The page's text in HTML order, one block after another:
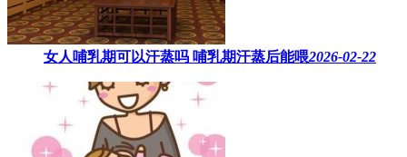
女人哺乳期可以汗蒸吗 ​哺乳期汗蒸后能喂2026-02-22